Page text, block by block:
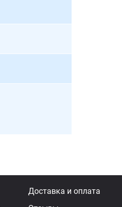
Доставка и оплата